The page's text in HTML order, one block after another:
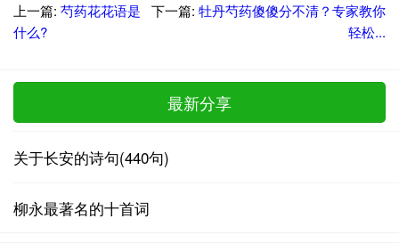
上一篇: 芍药花花语是
什么?
下一篇: 牡丹芍药傻傻分不清？专家教你
轻松...
最新分享
关于长安的诗句(440句)
柳永最著名的十首词